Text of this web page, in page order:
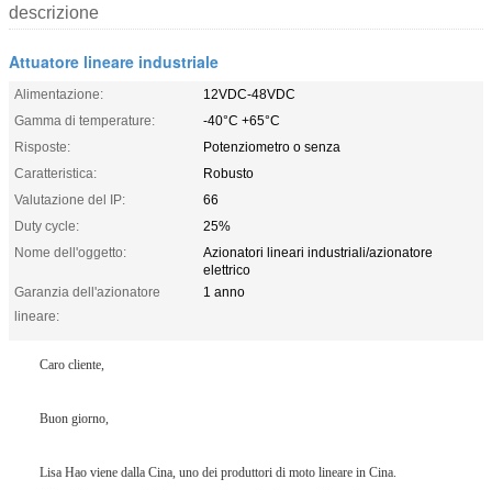
descrizione
Attuatore lineare industriale
Alimentazione:
12VDC-48VDC
Gamma di temperature:
-40°C +65°C
Risposte:
Potenziometro o senza
Caratteristica:
Robusto
Valutazione del IP:
66
Duty cycle:
25%
Nome dell'oggetto:
Azionatori lineari industriali/azionatore
elettrico
Garanzia dell'azionatore
lineare:
1 anno
Caro cliente,
Buon giorno,
Lisa Hao viene dalla Cina, uno dei produttori di moto lineare in Cina.